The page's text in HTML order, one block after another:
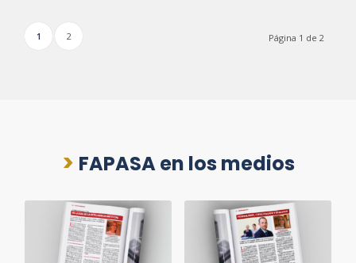
Página 1 de 2
1 2
> FAPASA en los medios